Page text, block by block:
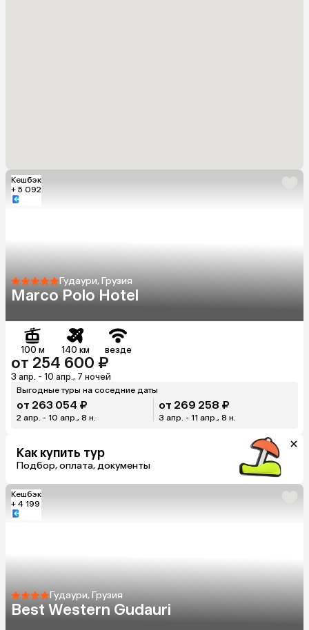
Кешбэк
+ 5 092
Гудаури, Грузия
Marco Polo Hotel
100 м 140 км везде
от 254 600 ₽
3 апр. - 10 апр., 7 ночей
Выгодные туры на соседние даты
от 263 054 ₽
2 апр. - 10 апр., 8 н.
от 269 258 ₽
3 апр. - 11 апр., 8 н.
Как купить тур
Подбор, оплата, документы
Кешбэк
+ 4 199
Гудаури, Грузия
Best Western Gudauri